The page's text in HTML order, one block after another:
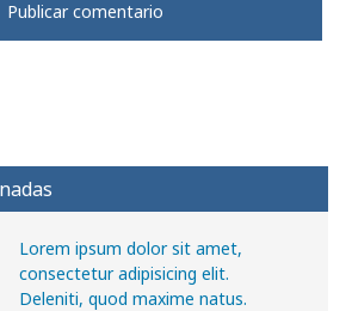
Lorem ipsum dolor sit amet,
consectetur adipisicing elit.
Deleniti, quod maxime natus.